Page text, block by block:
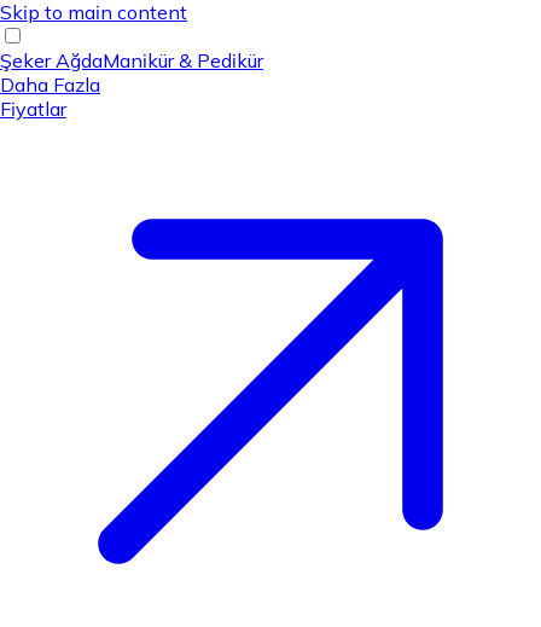
Skip to main content
Şeker AğdaManikür & Pedikür
Daha Fazla
Fiyatlar